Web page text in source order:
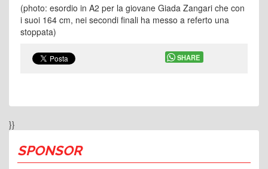
}}
SPONSOR
(photo: esordio in A2 per la giovane Giada Zangari che con
i suoi 164 cm, nei secondi finali ha messo a referto una
stoppata)
SHARE